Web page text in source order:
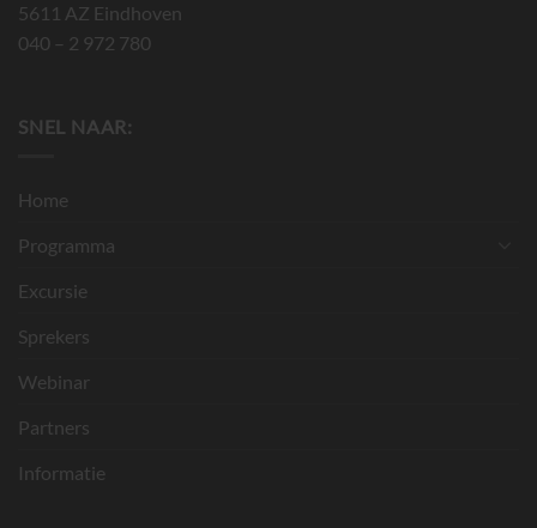
5611 AZ Eindhoven
040 – 2 972 780
SNEL NAAR:
Home
Programma
Excursie
Sprekers
Webinar
Partners
Informatie